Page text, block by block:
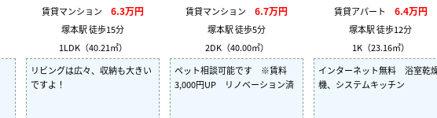
賃貸マンション 6.3万円
塚本駅 徒歩15分
1LDK（40.21㎡）
リビングは広々、収納も大きい
ですよ！
賃貸マンション 6.7万円
塚本駅 徒歩5分
2DK（40.00㎡）
ペット相談可能です ※賃料
3,000円UP リノベーション済
賃貸アパート 6.4万円
塚本駅 徒歩12分
1K（23.16㎡）
インターネット無料 浴室乾
機、システムキッチン